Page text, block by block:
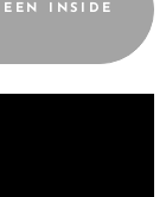
INSIDE